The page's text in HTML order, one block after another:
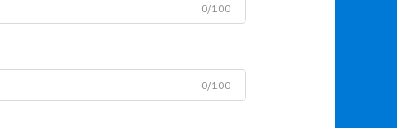
0/100
0/100